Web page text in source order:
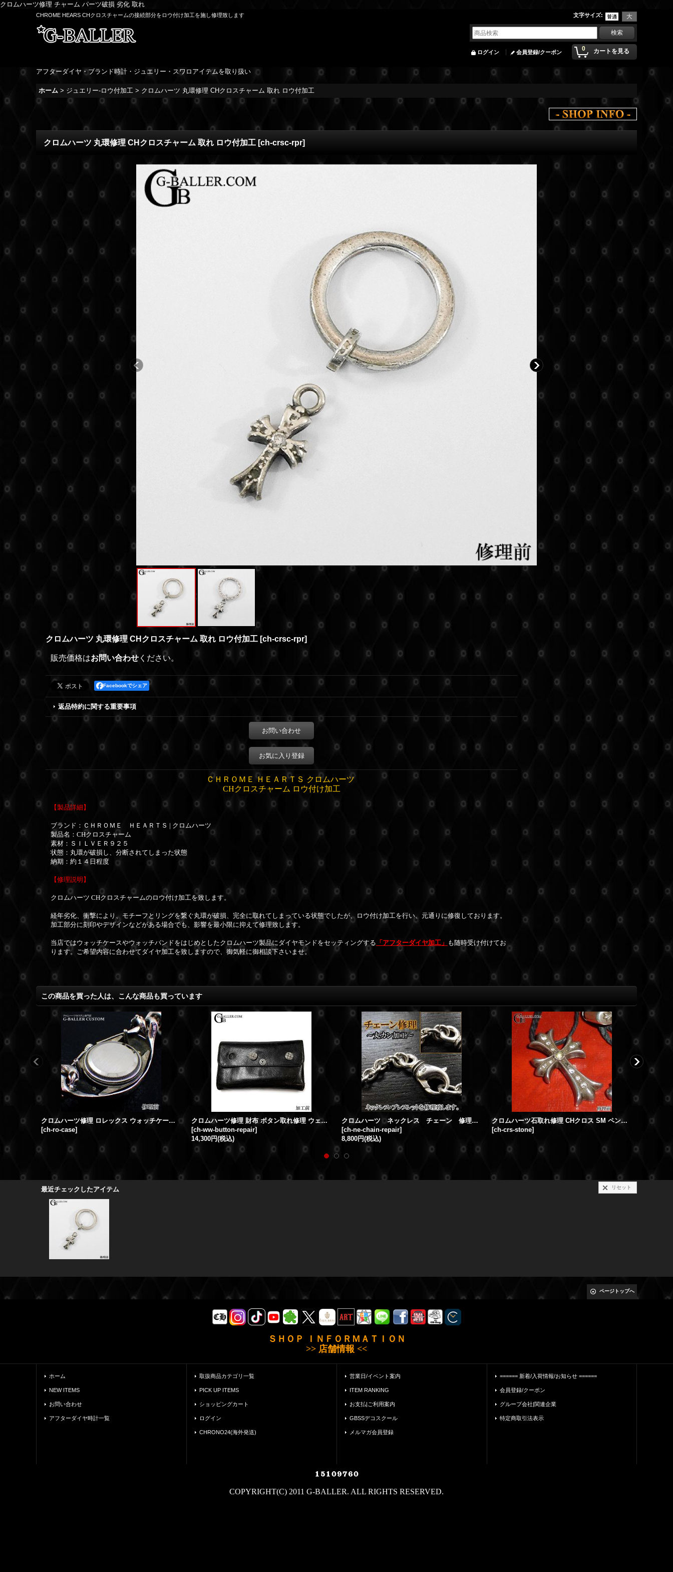
クロムハーツ修理 チャーム パーツ破損 劣化 取れ
CHROME HEARS CHクロスチャームの接続部分をロウ付け加工を施し修理致します 文字サイズ:
0 カートを見る
ログイン 会員登録/クーポン
アフターダイヤ・ブランド時計・ジュエリー・スワロアイテムを取り扱い
ホーム > ジュエリー-ロウ付加工 > クロムハーツ 丸環修理 CHクロスチャーム 取れ ロウ付加工
クロムハーツ 丸環修理 CHクロスチャーム 取れ ロウ付加工 [ch-crsc-rpr]
クロムハーツ 丸環修理 CHクロスチャーム 取れ ロウ付加工 [ch-crsc-rpr]
販売価格はお問い合わせ ください。
Facebookでシェア
返品特約に関する重要事項
お問い合わせ
お気に入り登録
ＣＨＲＯＭＥ ＨＥＡＲＴＳ クロムハーツ
CHクロスチャーム ロウ付け加工
【製品詳細】
ブランド：ＣＨＲＯＭＥ ＨＥＡＲＴＳ | クロムハーツ
製品名：CHクロスチャーム
素材：ＳＩＬＶＥＲ９２５
状態：丸環が破損し、分断されてしまった状態
納期：約１４日程度
【修理説明】
クロムハーツ CHクロスチャームのロウ付け加工を致します。
経年劣化、衝撃により、モチーフとリングを繋ぐ丸環が破損、完全に取れてしまっている状態でしたが、ロウ付け加工を行い、 元通りに修復しております。
加工部分に刻印やデザインなどがある場合でも、影響を最小限に抑えて修理致します。
当店ではウォッチケースやウォッチバンドをはじめとしたクロムハーツ製品にダイヤモンドをセッティングする 「アフターダイヤ加工」 も随時受け付けてお
ります。ご希望内容に合わせてダイヤ加工を致しますので、御気軽に御相談下さいませ。
この商品を買った人は、こんな商品も買っています
クロムハーツ修理 ロレックス ウォッチケース 棒折れ ロウ付加工
[ch-ro-case]
クロムハーツ修理 財布 ボタン取れ修理 ウェーブウォレット クロスボール ボタン取れ 取付加工
[ch-ww-button-repair]
14,300円(税込)
クロムハーツ ネックレス チェーン 修理 丸カン 切れ ロウ付け加工
[ch-ne-chain-repair]
8,800円(税込)
クロムハーツ石取れ修理 CHクロス SM ペンダント
[ch-crs-stone]
最近チェックしたアイテム リセット
ページトップへ
ＳＨＯＰ ＩＮＦＯＲＭＡＴＩＯＮ
>> 店舗情報 <<
ホーム
NEW ITEMS
お問い合わせ
アフターダイヤ時計一覧
取扱商品カテゴリ一覧
PICK UP ITEMS
ショッピングカート
ログイン
CHRONO24(海外発送)
営業日/イベント案内
ITEM RANKING
お支払|ご利用案内
GBSSデコスクール
メルマガ会員登録
====== 新着/入荷情報/お知らせ ======
会員登録/クーポン
グループ会社|関連企業
特定商取引法表示
COPYRIGHT(C) 2011 G-BALLER. ALL RIGHTS RESERVED.